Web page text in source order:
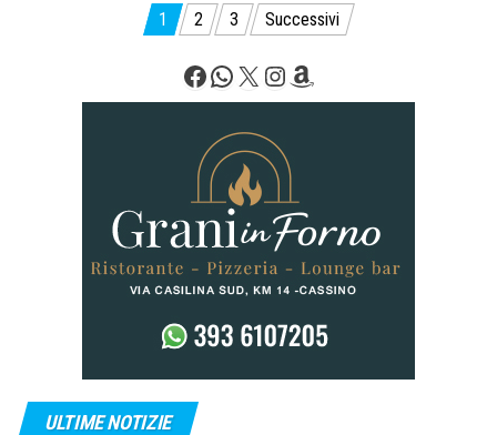
Paginazione
articoli
1 2 3 Successivi
Facebook
WhatsApp
X Instagram
Amazon
ULTIME NOTIZIE